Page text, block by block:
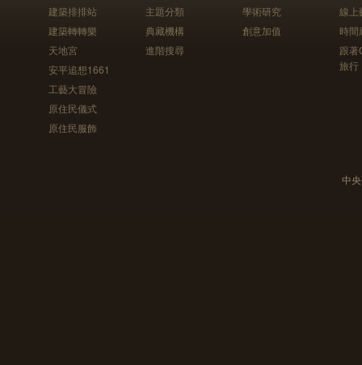
建築排排站
建築轉轉樂
天地宮
安平追想1661
工藝大冒險
原住民儀式
原住民服飾
主題分類
典藏機構
進階搜尋
學術研究
創意加值
線上
時間
跟
旅行
中